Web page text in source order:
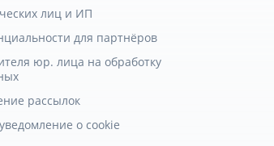
лиц и ИП
для партнёров
юр. лица на обработку
рассылок
о cookie